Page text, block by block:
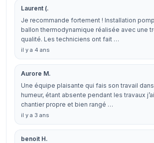
Laurent (.
Je recommande fortement ! Installation
ballon thermodynamique réalisée avec une
qualité. Les techniciens ont fait …
il y a 4 ans
Aurore M.
Une équipe plaisante qui fais son travail
humeur, étant absente pendant les travaux
chantier propre et bien rangé …
il y a 3 ans
benoit H.